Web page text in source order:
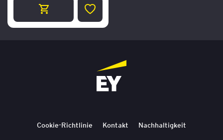
ZUR
Cookie-Richtlinie Kontakt Nachhaltigkeit